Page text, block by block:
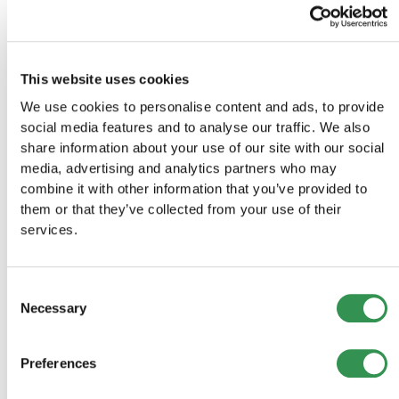
This website uses cookies
We use cookies to personalise content and ads, to provide
social media features and to analyse our traffic. We also
share information about your use of our site with our social
media, advertising and analytics partners who may
combine it with other information that you’ve provided to
them or that they’ve collected from your use of their
services.
Selection
Necessary
Preferences
c'est obligatoire. Les forfaits Business et Prime
inscrivent professionnellement.
Que coûte la gestion continue
d'une SA ?
Annuellement environ CHF 2'000-5'000 pour
comptabilité, impôts et conformité.
Pour qui chaque forfait SA
convient-il ?
Vous avez déjà créé des SA
Votre budget est très limité